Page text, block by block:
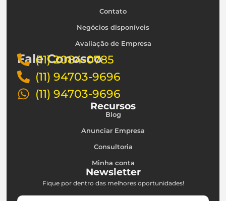
Contato
Negócios disponíveis
Avaliação de Empresa
Fale Conosco
(11) 2084-0785
(11) 94703-9696
(11) 94703-9696
Recursos
Blog
Anunciar Empresa
Consultoria
Minha conta
Newsletter
Fique por dentro das melhores oportunidades!